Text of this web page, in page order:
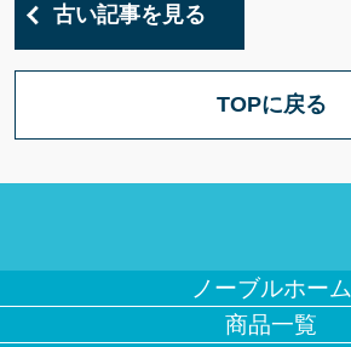
古い記事を見る
TOPに戻る
ノーブルホーム
商品一覧